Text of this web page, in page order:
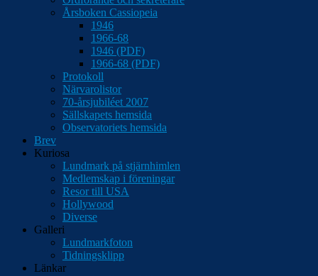
Årsboken Cassiopeia
1946
1966-68
1946 (PDF)
1966-68 (PDF)
Protokoll
Närvarolistor
70-årsjubiléet 2007
Sällskapets hemsida
Observatoriets hemsida
Brev
Kuriosa
Lundmark på stjärnhimlen
Medlemskap i föreningar
Resor till USA
Hollywood
Diverse
Galleri
Lundmarkfoton
Tidningsklipp
Länkar